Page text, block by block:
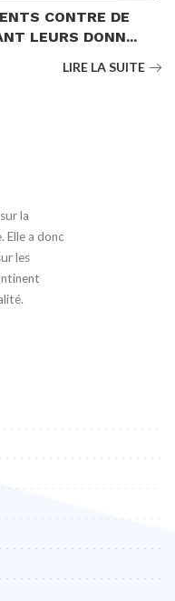
CONTRE DE
LEURS DONN...
LIRE LA SUITE
la
Elle a donc
les